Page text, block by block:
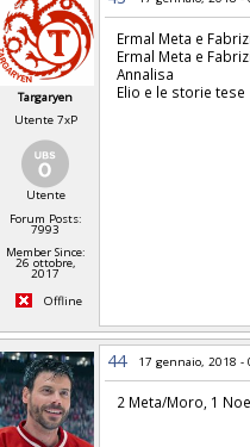
Targaryen
Utente 7xP
Utente
Forum Posts:
7993
Member Since:
26 ottobre,
2017
Offline
Ermal Meta e
Ermal Meta e
Annalisa
Elio e le storie tese
44 17 gennaio, 2018 -
2 Meta/Moro, 1